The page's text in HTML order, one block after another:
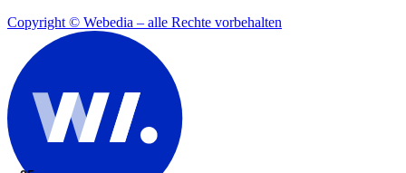
Copyright © Webedia – alle Rechte vorbehalten